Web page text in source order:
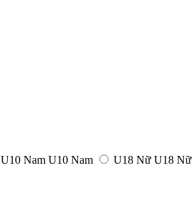
U10 Nam U10 Nam U18 Nữ U18 Nữ